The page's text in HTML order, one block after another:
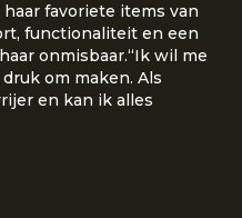
favoriete items van
functionaliteit en een
onmisbaar.“Ik wil me
om maken. Als
en kan ik alles